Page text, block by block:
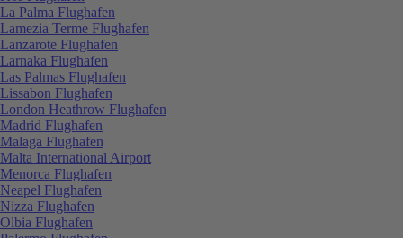
La Palma Flughafen
Lamezia Terme Flughafen
Lanzarote Flughafen
Larnaka Flughafen
Las Palmas Flughafen
Lissabon Flughafen
London Heathrow Flughafen
Madrid Flughafen
Malaga Flughafen
Malta International Airport
Menorca Flughafen
Neapel Flughafen
Nizza Flughafen
Olbia Flughafen